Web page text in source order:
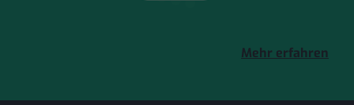
Mehr erfahren